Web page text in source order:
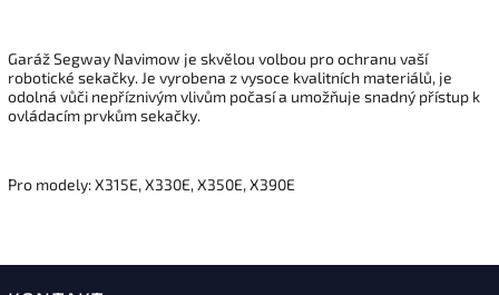
Garáž Segway Navimow je skvělou volbou pro ochranu vaší
robotické sekačky. Je vyrobena z vysoce kvalitních materiálů, je
odolná vůči nepříznivým vlivům počasí a umožňuje snadný přístup k
ovládacím prvkům sekačky.
Pro modely: X315E, X330E, X350E, X390E